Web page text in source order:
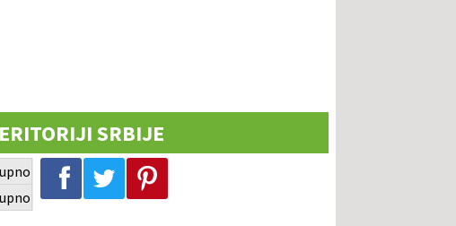
SRBIJE
Podeli na Facebook-u Podeli na Twitter-u Podeli na Pinterest-u